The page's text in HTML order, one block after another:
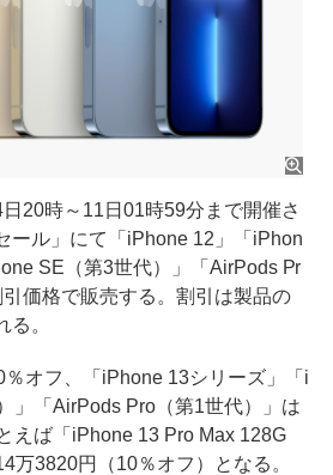
20時～11日01時59分まで開催さ
ール」にて「iPhone 12」「iPhon
SE（第3世代）」「AirPods Pr
価格で販売する。割引は製品の
。
オフ、「iPhone 13シリーズ」「i
」「AirPods Pro（第1世代）」は
えば「iPhone 13 Pro Max 128G
万3820円（10％オフ）となる。